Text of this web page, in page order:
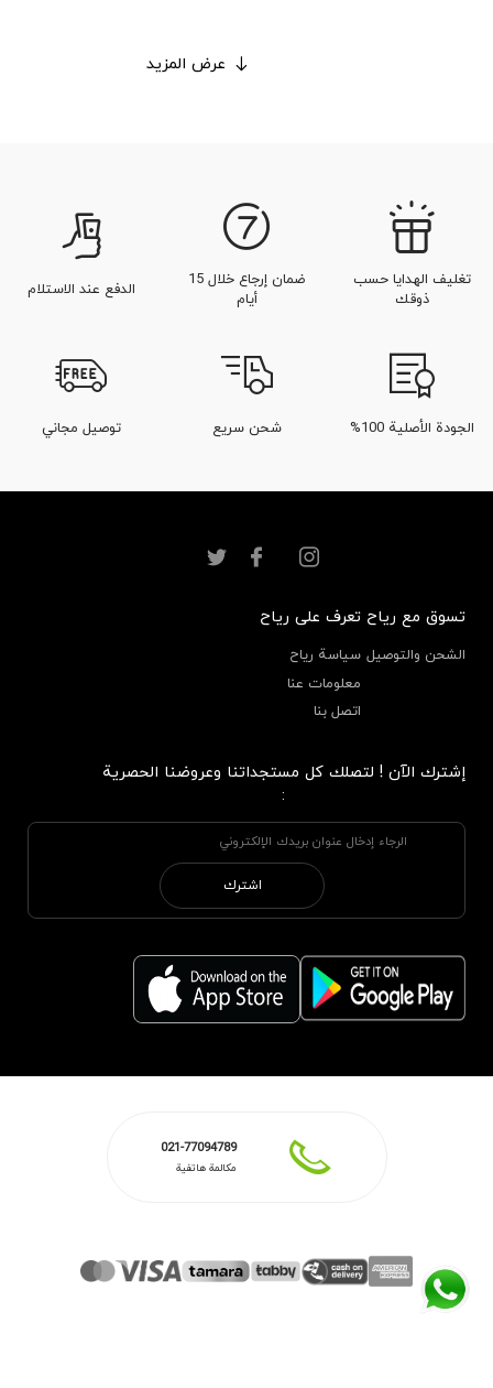
عرض المزيد
تغليف الهدايا حسب
ذوقك
ضمان إرجاع خلال 15
أيام
الدفع عند الاستلام
الجودة الأصلية 100% شحن سريع توصيل مجاني
تسوق مع رياح
الشحن والتوصيل
تعرف على رياح
سياسة رياح
معلومات عنا
اتصل بنا
إشترك الآن ! لتصلك كل مستجداتنا وعروضنا الحصرية
:
اشترك
021-77094789
مكالمة هاتفية